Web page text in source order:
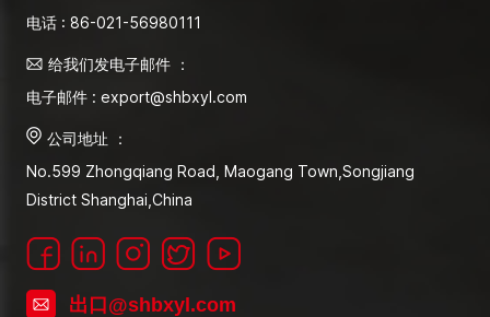
电话 : 86-021-56980111
给我们发电子邮件 ：
电子邮件 : export@shbxyl.com
公司地址 ：
No.599 Zhongqiang Road, Maogang Town,Songjiang
District Shanghai,China
出口@shbxyl.com